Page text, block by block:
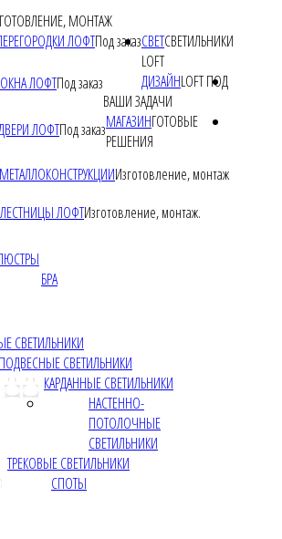
МОНТАЖ
ЛОФТПод заказ
ОКНА ЛОФТПод заказ
ЛОФТПод заказ
МЕТАЛЛОКОНСТРУКЦИИИзготовление, монтаж
ЛЕСТНИЦЫ ЛОФТИзготовление, монтаж.
СВЕТСВЕТИЛЬНИКИ
LOFT
БРА
СВЕТИЛЬНИКИ
ПОДВЕСНЫЕ СВЕТИЛЬНИКИ
КАРДАННЫЕ СВЕТИЛЬНИКИ
НАСТЕННО-
ПОТОЛОЧНЫЕ
СВЕТИЛЬНИКИ
ТРЕКОВЫЕ СВЕТИЛЬНИКИ
СПОТЫ
ДИЗАЙНLOFT ПОД
ВАШИ ЗАДАЧИ
МАГАЗИНГОТОВЫЕ
РЕШЕНИЯ